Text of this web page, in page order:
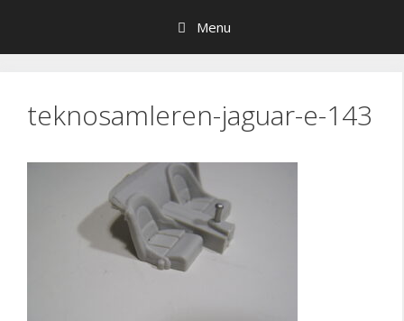
indhold
Menu
teknosamleren-jaguar-e-143